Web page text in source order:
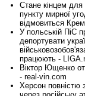
Стане кінцем для
пункту мирної
відмовиться
У польській ПіС
депортувати
працюють -
Віктор Ющенко
- real-vin.com
Херсон повністю